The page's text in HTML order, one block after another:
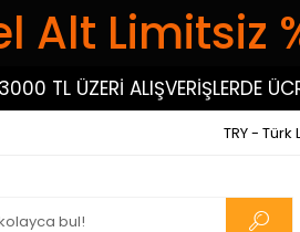
Alt Limitsiz
TL ÜZERİ ALIŞVERİŞLERDE
TRY - Türk